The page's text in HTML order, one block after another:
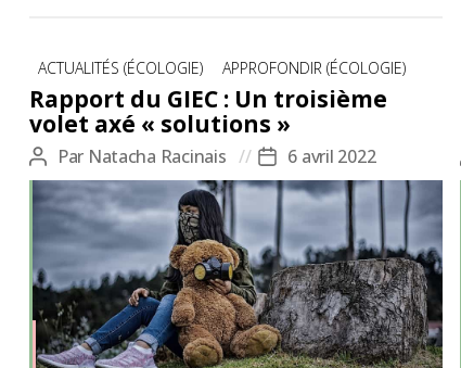
Catégories
ACTUALITÉS (ÉCOLOGIE) APPROFONDIR (ÉCOLOGIE)
Rapport du GIEC : Un troisième
volet axé « solutions »
Auteur
de
l’article
Par Natacha Racinais
Date
de
l’article
6 avril 2022